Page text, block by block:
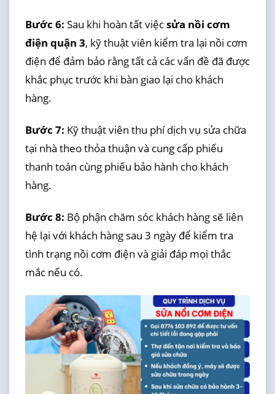
Bước 6: Sau khi hoàn tất việcsửa nồi cơm
điện quận 3, kỹ thuật viên kiểm tra lại nồi cơm
điện để đảm bảo rằng tất cả các vấn đề đã được
khắc phục trước khi bàn giao lại cho khách
hàng.
Bước 7: Kỹ thuật viên thu phí dịch vụ sửa chữa
tại nhà theo thỏa thuận và cung cấp phiếu
thanh toán cùng phiếu bảo hành cho khách
hàng.
Bước 8: Bộ phận chăm sóc khách hàng sẽ liên
hệ lại với khách hàng sau 3 ngày để kiểm tra
tình trạng nồi cơm điện và giải đáp mọi thắc
mắc nếu có.